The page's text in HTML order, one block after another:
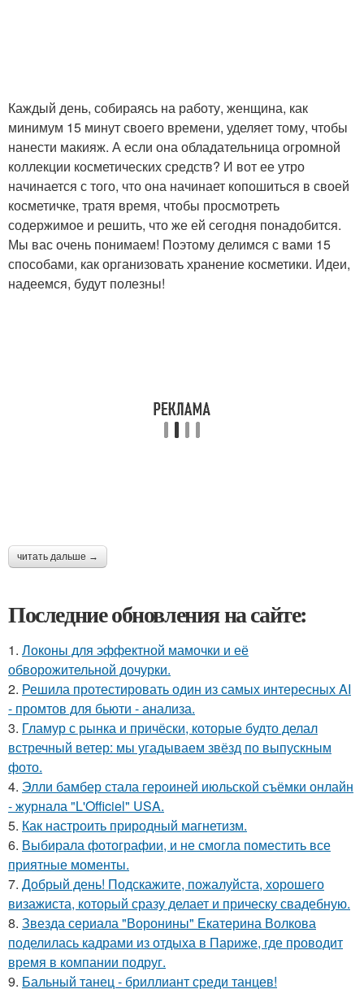
Каждый день, собираясь на работу, женщина, как
минимум 15 минут своего времени, уделяет тому, чтобы
нанести макияж. А если она обладательница огромной
коллекции косметических средств? И вот ее утро
начинается с того, что она начинает копошиться в своей
косметичке, тратя время, чтобы просмотреть
содержимое и решить, что же ей сегодня понадобится.
Мы вас очень понимаем! Поэтому делимся с вами 15
способами, как организовать хранение косметики. Идеи,
надеемся, будут полезны!
читать дальше →
Последние обновления на сайте:
1. Локоны для эффектной мамочки и её
обворожительной дочурки.
2. Решила протестировать один из самых интересных AI
- промтов для бьюти - анализа.
3. Гламур с рынка и причёски, которые будто делал
встречный ветер: мы угадываем звёзд по выпускным
фото.
4. Элли бамбер стала героиней июльской съёмки онлайн
- журнала "L'Officiel" USA.
5. Как настроить природный магнетизм.
6. Выбирала фотографии, и не смогла поместить все
приятные моменты.
7. Добрый день! Подскажите, пожалуйста, хорошего
визажиста, который сразу делает и прическу свадебную.
8. Звезда сериала "Воронины" Екатерина Волкова
поделилась кадрами из отдыха в Париже, где проводит
время в компании подруг.
9. Бальный танец - бриллиант среди танцев!